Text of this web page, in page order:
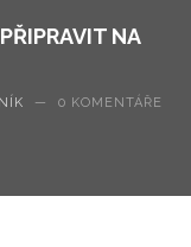
NA
— 0 KOMENTÁŘE